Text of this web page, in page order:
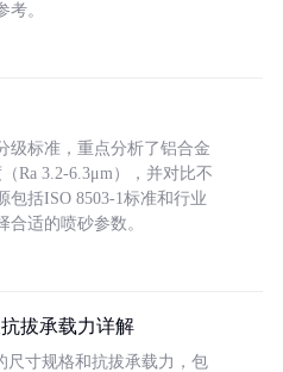
。
级标准，重点分析了铝合金
Ra 3.2-6.3μm），并对比不
包括ISO 8503-1标准和行业
合适的喷砂参数。
拔承载力详解
尺寸规格和抗拔承载力，包